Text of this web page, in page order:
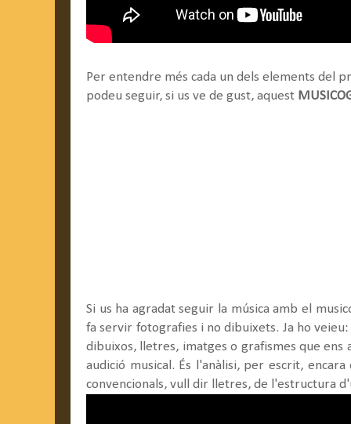
Per entendre més cada un dels elements del
podeu seguir, si us ve de gust, aquest
Si us ha agradat seguir la música amb el
fa servir fotografies i no dibuixets. Ja ho
dibuixos, lletres, imatges o grafismes que ens
audició musical. És l'anàlisi, per escrit,
convencionals, vull dir lletres, de l'estructura